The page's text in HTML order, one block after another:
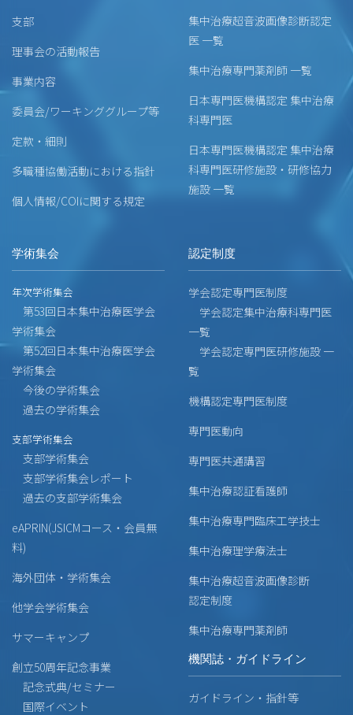
支部
理事会の活動報告
事業内容
委員会/ワーキンググループ等
定款・細則
多職種協働活動における指針
個人情報/COIに関する規定
集中治療超音波画像診断認定
医 一覧
集中治療専門薬剤師 一覧
日本専門医機構認定 集中治療
科専門医
日本専門医機構認定 集中治療
科専門医研修施設・研修協力
施設 一覧
学術集会
年次学術集会
第53回日本集中治療医学会
学術集会
第52回日本集中治療医学会
学術集会
今後の学術集会
過去の学術集会
支部学術集会
支部学術集会
支部学術集会レポート
過去の支部学術集会
eAPRIN(JSICMコース・会員無
料)
海外団体・学術集会
他学会学術集会
サマーキャンプ
創立50周年記念事業
記念式典/セミナー
国際イベント
認定制度
学会認定専門医制度
学会認定集中治療科専門医
一覧
学会認定専門医研修施設 一
覧
機構認定専門医制度
専門医動向
専門医共通講習
集中治療認証看護師
集中治療専門臨床工学技士
集中治療理学療法士
集中治療超音波画像診断
認定制度
集中治療専門薬剤師
機関誌・ガイドライン
ガイドライン・指針等